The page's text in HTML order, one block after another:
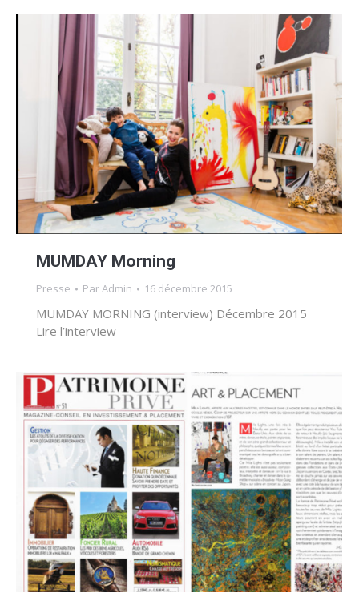
MUMDAY Morning
Presse ParAdmin 16 décembre 2015
MUMDAY MORNING (interview) Décembre 2015
Lire l’interview